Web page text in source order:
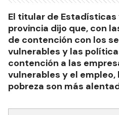
El titular de Estadísticas
provincia dijo que, con
de contención con los
vulnerables y las
contención a las
vulnerables y el
pobreza son más